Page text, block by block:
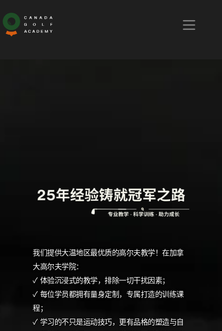
我们提供大温地区最优质的高尔夫教学！在加拿
大高尔夫学院：
✓ 体验沉浸式的教学，排除一切干扰因素；
✓ 每位学员都拥有量身定制，专属打造的训练课
程；
✓ 学习的不只是运动技巧，更有品格的塑造与自